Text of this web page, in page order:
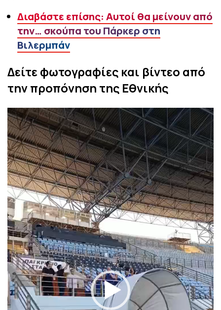
Διαβάστε επίσης: Αυτοί θα μείνουν από
την… σκούπα του Πάρκερ στη
Βιλερμπάν
Δείτε φωτογραφίες και βίντεο από
την προπόνηση της Εθνικής
Πρόγραμμα
Αναπαραγωγής
Βίντεο